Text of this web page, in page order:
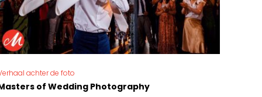
achter de foto
of Wedding Photography